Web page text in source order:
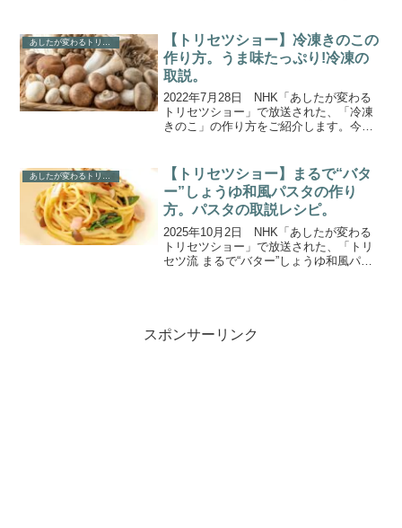
パサで地味”というイメージを覆す、ジュ
ーシーでふわ...
【トリセツショー】冷凍きのこの
作り方。うま味たっぷり!冷凍の
取説。
2022年7月28日 NHK「あしたが変わる
トリセツショー」で放送された、「冷凍
きのこ」の作り方をご紹介します。今回
することでうまみが増したり香りが強く
なったりする食材...
あしたが変わるトリセツショー
【トリセツショー】まるで“バタ
ー”しょうゆ和風パスタの作り
方。パスタの取説レシピ。
2025年10月2日 NHK「あしたが変わる
トリセツショー」で放送された、「トリ
セツ流 まるで“バター”しょうゆ和風パス
スポンサーリンク